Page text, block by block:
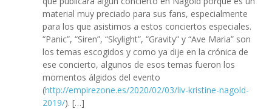
material muy preciado para sus fans, especialmente
para los que asistimos a estos conciertos especiales.
“Panic”, “Siren”, “Skylight”, “Gravity” y “Ave Maria” son
los temas escogidos y como ya dije en la crónica de
ese concierto, algunos de esos temas fueron los
momentos álgidos del evento
(http://empirezone.es/2020/02/03/liv-kristine-nagold-
2019/). […]